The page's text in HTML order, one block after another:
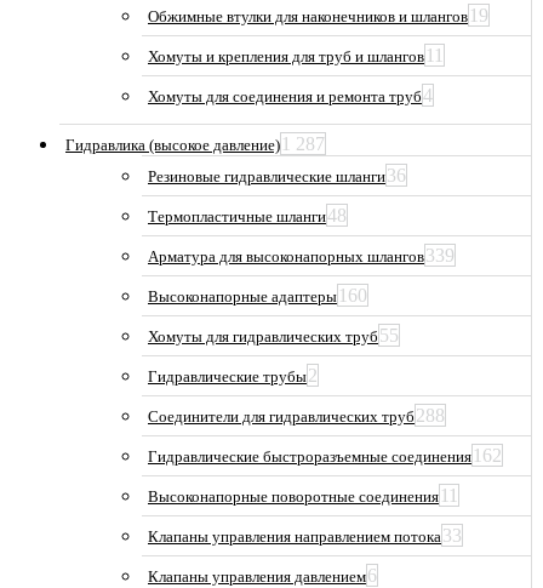
Обжимные втулки для наконечников и шлангов 19
Хомуты и крепления для труб и шлангов 11
Хомуты для соединения и ремонта труб4
Гидравлика (высокое давление) 1 287
Резиновые гидравлические шланги36
Термопластичные шланги48
Арматура для высоконапорных шлангов339
Высоконапорные адаптеры 160
Хомуты для гидравлических труб 55
Гидравлические трубы2
Соединители для гидравлических труб 288
Гидравлические быстроразъемные соединения 162
Высоконапорные поворотные соединения 11
Клапаны управления направлением потока33
Клапаны управления давлением6